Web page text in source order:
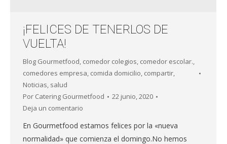
¡FELICES DE TENERLOS DE
VUELTA!
Blog Gourmetfood, comedor colegios, comedor escolar.,
comedores empresa, comida domicilio, compartir,
Noticias, salud
Por Catering Gourmetfood
22 junio, 2020
Deja un comentario
En Gourmetfood estamos felices por la «nueva
normalidad» que comienza el domingo.No hemos